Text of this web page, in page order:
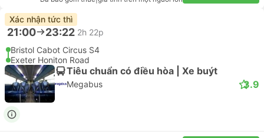
Xác nhận tức thì
21:00 23:22 2h 22p
Bristol Cabot Circus S4
Exeter Honiton Road
Tiêu chuẩn có điều hòa | Xe buýt
Megabus 3.9